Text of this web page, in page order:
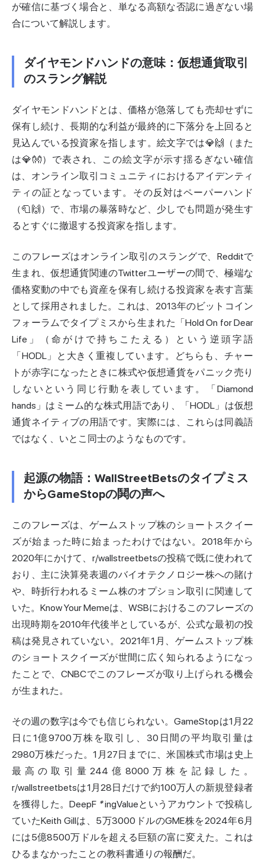
が確信に基づく場合と、単なる高額な否認に過ぎない場
合について解説します。
ダイヤモンドハンドの意味：仮想通貨取引
のスラング解説
ダイヤモンドハンドとは、価格が急落しても売却せずに
保有し続け、長期的な利益が最終的に下落分を上回ると
見込んでいる投資家を指します。絵文字では💎🙌（また
は💎👐）で表され、この絵文字が示す揺るぎない確信
は、オンライン取引コミュニティにおけるアイデンティ
ティの証となっています。その反対はペーパーハンド
（🧻🙌）で、市場の暴落時など、少しでも問題が発生す
るとすぐに撤退する投資家を指します。
このフレーズはオンライン取引のスラングで、Redditで
生まれ、仮想通貨関連のTwitterユーザーの間で、極端な
価格変動の中でも資産を保有し続ける投資家を表す言葉
として採用されました。これは、2013年のビットコイン
フォーラムでタイプミスから生まれた「Hold On for Dear
Life」（命がけで持ちこたえる）という逆頭字語
「HODL」と大きく重複しています。どちらも、チャー
トが赤字になったときに株式や仮想通貨をパニック売り
しないという同じ行動を表しています。「Diamond
hands」はミーム的な株式用語であり、「HODL」は仮想
通貨ネイティブの用語です。実際には、これらは同義語
ではなく、いとこ同士のようなものです。
起源の物語：WallStreetBetsのタイプミス
からGameStopの鬨の声へ
このフレーズは、 ゲームストップ株のショートスクイー
ズが始まった時に始まったわけではない。2018年から
2020年にかけて、r/wallstreetbetsの投稿で既に使われて
おり、主に決算発表週のバイオテクノロジー株への賭け
や、時折行われる ミーム株のオプション取引に関連して
いた。Know Your Memeは、WSBにおけるこのフレーズの
出現時期を2010年代後半としているが、公式な最初の投
稿は発見されていない。2021年1月、ゲームストップ株
のショートスクイーズが世間に広く知られるようになっ
たことで、CNBCでこのフレーズが取り上げられる機会
が生まれた。
その週の数字は今でも信じられない。GameStopは1月22
日に1億9700万株を取引し、30日間の平均取引量は
2980万株だった。1月27日までに、米国株式市場は史上
最高の取引量244億8000万株を記録した。
r/wallstreetbetsは1月28日だけで約100万人の新規登録者
を獲得した。DeepF *ingValueというアカウントで投稿し
ていたKeith Gillは、5万3000ドルのGME株を2024年6月
には5億8500万ドルを超える巨額の富に変えた。これは
ひるまなかったことの教科書通りの報酬だ。